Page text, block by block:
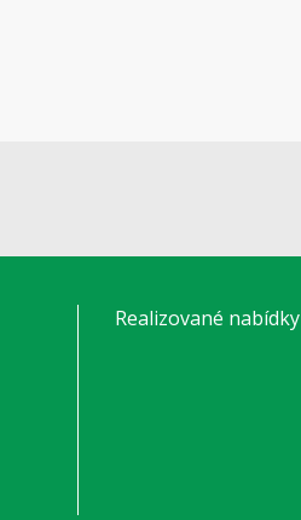
Realizované nabídky